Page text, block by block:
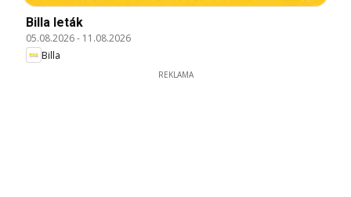
Billa leták
05.08.2026- 11.08.2026
Billa
REKLAMA